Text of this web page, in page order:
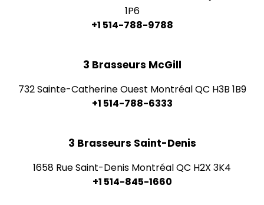
1P6
+1 514-788-9788
3 Brasseurs McGill
732 Sainte-Catherine Ouest Montréal QC H3B 1B9
+1 514-788-6333
3 Brasseurs Saint-Denis
1658 Rue Saint-Denis Montréal QC H2X 3K4
+1 514-845-1660